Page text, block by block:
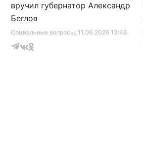
Социальные вопросы, 11.06.2026 13:46
вручил губернатор Александр
Беглов